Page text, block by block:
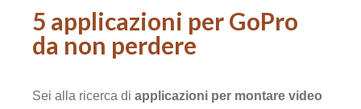
5 applicazioni per GoPro
da non perdere
Sei alla ricerca di applicazioni per montare video